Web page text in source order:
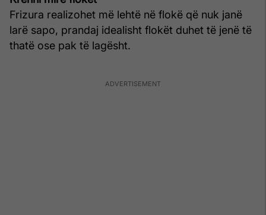
Frizura realizohet më lehtë në flokë që nuk janë
larë sapo, prandaj idealisht flokët duhet të jenë të
thatë ose pak të lagësht.